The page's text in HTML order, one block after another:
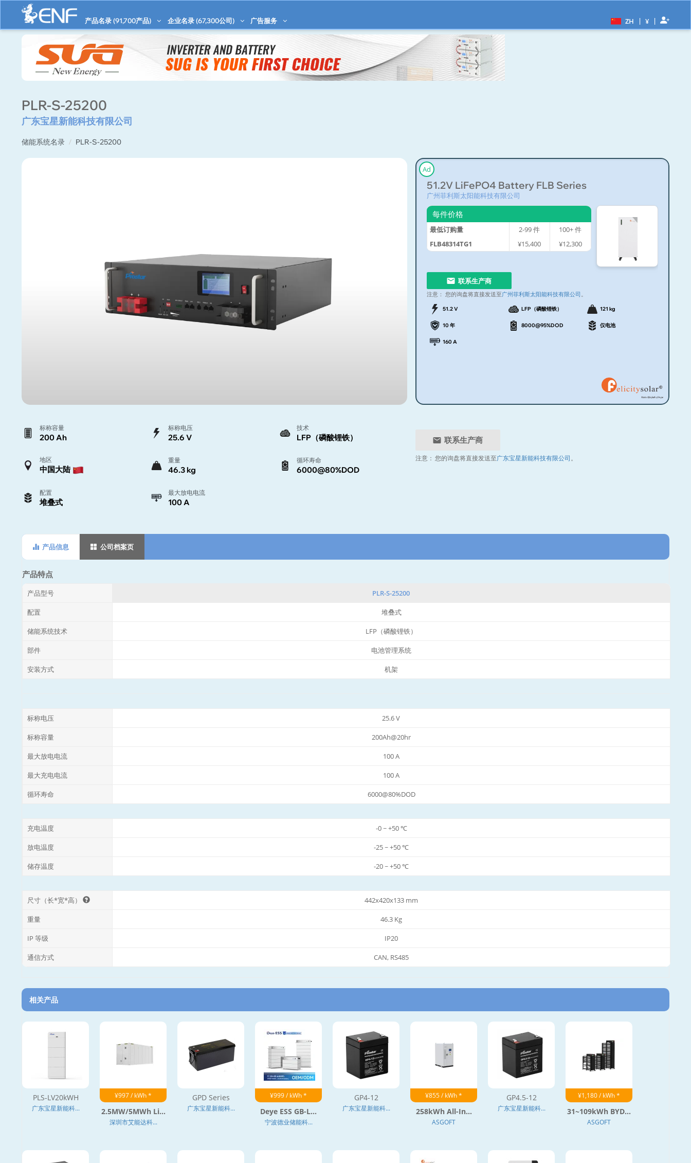
产品名录 (91,700产品) 企业名录 (67,300公司) 广告服务 ZH | ¥ |
PLR-S-25200
广东宝星新能科技有限公司
储能系统名录 PLR-S-25200
Ad
51.2V LiFePO4 Battery FLB Series
广州菲利斯太阳能科技有限公司
每件价格
最低订购量 2-99件 100+件
FLB48314TG1
¥15,400 ¥12,300
联系生产商
注意： 您的询盘将直接发送至广州菲利斯太阳能科技有限公司 。
51.2 V LFP（磷酸锂铁） 121 kg
10 年 8000@95%DOD 仅电池
160 A
标称容量
200 Ah
标称电压
25.6 V
技术
LFP（磷酸锂铁）
地区
中国大陆
重量
46.3 kg
循环寿命
6000@80%DOD
配置
堆叠式
最大放电电流
100 A
联系生产商
注意： 您的询盘将直接发送至广东宝星新能科技有限公司 。
产品信息 公司档案页
产品特点
产品型号 PLR-S-25200
配置 堆叠式
储能系统技术 LFP（磷酸锂铁）
部件 电池管理系统
安装方式 机架
标称电压 25.6 V
标称容量 200Ah@20hr
最大放电电流 100 A
最大充电电流 100 A
循环寿命 6000@80%DOD
充电温度 -0 ~ +50 ℃
放电温度 -25 ~ +50 ℃
储存温度 -20 ~ +50 ℃
尺寸（长*宽*高） 442x420x133 mm
重量 46.3 Kg
IP 等级 IP20
通信方式 CAN, RS485
相关产品
PLS-LV20kWH
广东宝星新能科...
¥997 / kWh *
2.5MW/5MWh Li...
深圳市艾能达科...
GPD Series
广东宝星新能科...
¥999 / kWh *
Deye ESS GB-L...
宁波德业储能科...
GP4-12
广东宝星新能科...
¥855 / kWh *
258kWh All-In...
ASGOFT
GP4.5-12
广东宝星新能科...
¥1,180 / kWh *
31~109kWh BYD...
ASGOFT